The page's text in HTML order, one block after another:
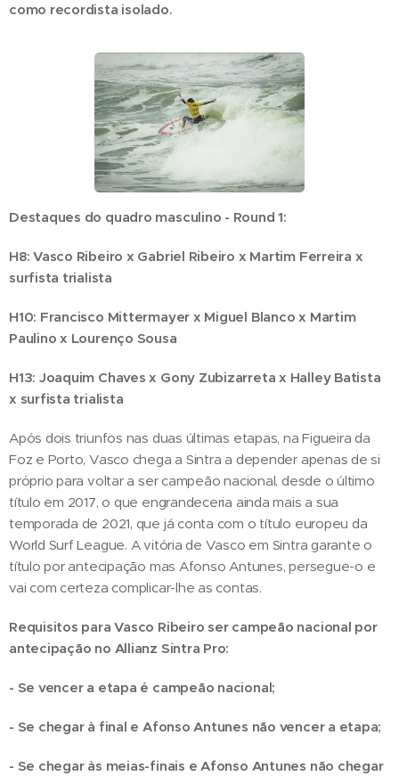
como recordista isolado.
Destaques do quadro masculino - Round 1:
H8: Vasco Ribeiro x Gabriel Ribeiro x Martim Ferreira x
surfista trialista
H10: Francisco Mittermayer x Miguel Blanco x Martim
Paulino x Lourenço Sousa
H13: Joaquim Chaves x Gony Zubizarreta x Halley Batista
x surfista trialista
Após dois triunfos nas duas últimas etapas, na Figueira da
Foz e Porto, Vasco chega a Sintra a depender apenas de si
próprio para voltar a ser campeão nacional, desde o último
título em 2017, o que engrandeceria ainda mais a sua
temporada de 2021, que já conta com o título europeu da
World Surf League. A vitória de Vasco em Sintra garante o
título por antecipação mas Afonso Antunes, persegue-o e
vai com certeza complicar-lhe as contas.
Requisitos para Vasco Ribeiro ser campeão nacional por
antecipação no Allianz Sintra Pro:
- Se vencer a etapa é campeão nacional;
- Se chegar à final e Afonso Antunes não vencer a etapa;
- Se chegar às meias-finais e Afonso Antunes não chegar